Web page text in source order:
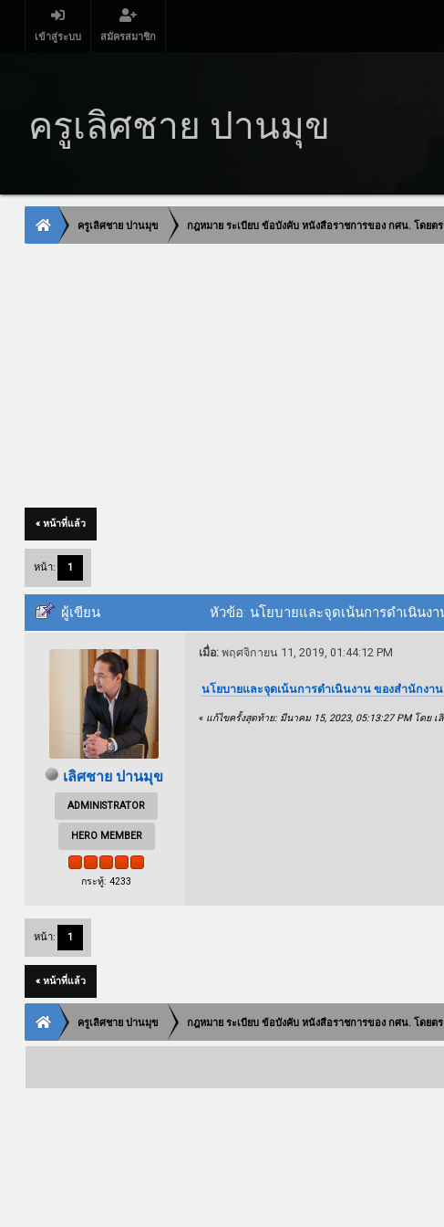
เข้าสู่ระบบ สมัครสมาชิก
ครูเลิศชาย ปานมุข
ครูเลิศชาย ปานมุข กฎหมาย ระเบียบ ข้อบังคับ หนังสือราชการของ กศน. โดยตร
« หน้าที่แล้ว
หน้า: 1
ผู้เขียน หัวข้อ: นโยบายและจุดเน้นการดำเนินง
เลิศชาย ปานมุข
ADMINISTRATOR
HERO MEMBER
กระทู้: 4233
เมื่อ:พฤศจิกายน 11, 2019, 01:44:12 PM
นโยบายและจุดเน้นการดำเนินงาน ของสำนักง
« แก้ไขครั้งสุดท้าย: มีนาคม 15, 2023, 05:13:27 PM โดย
หน้า: 1
« หน้าที่แล้ว
ครูเลิศชาย ปานมุข กฎหมาย ระเบียบ ข้อบังคับ หนังสือราชการของ กศน. โดยตร